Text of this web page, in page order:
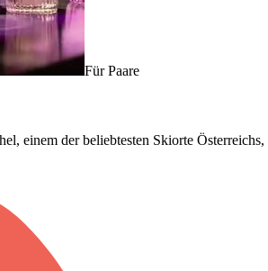
Für Paare
einem der beliebtesten Skiorte